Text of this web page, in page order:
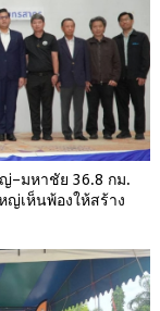
–มหาชัย 36.8 กม.
เห็นพ้องให้สร้าง